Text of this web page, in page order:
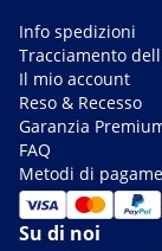
Info spedizioni
Tracciamento
Il mio account
Reso & Recesso
Garanzia
FAQ
Metodi di
Su di noi